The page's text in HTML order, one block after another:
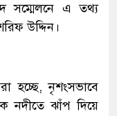
সম্মেলনে এ তথ্য
উদ্দিন।
হচ্ছে, নৃশংসভাবে
নদীতে ঝাঁপ দিয়ে